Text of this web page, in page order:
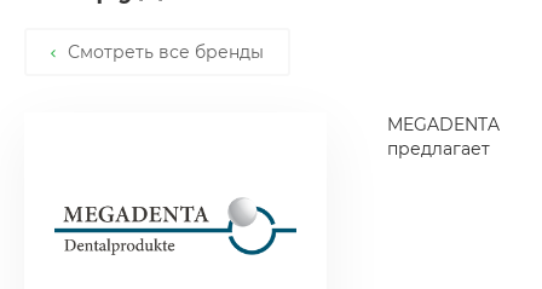
Смотреть все бренды
MEGADENTA
предлагает